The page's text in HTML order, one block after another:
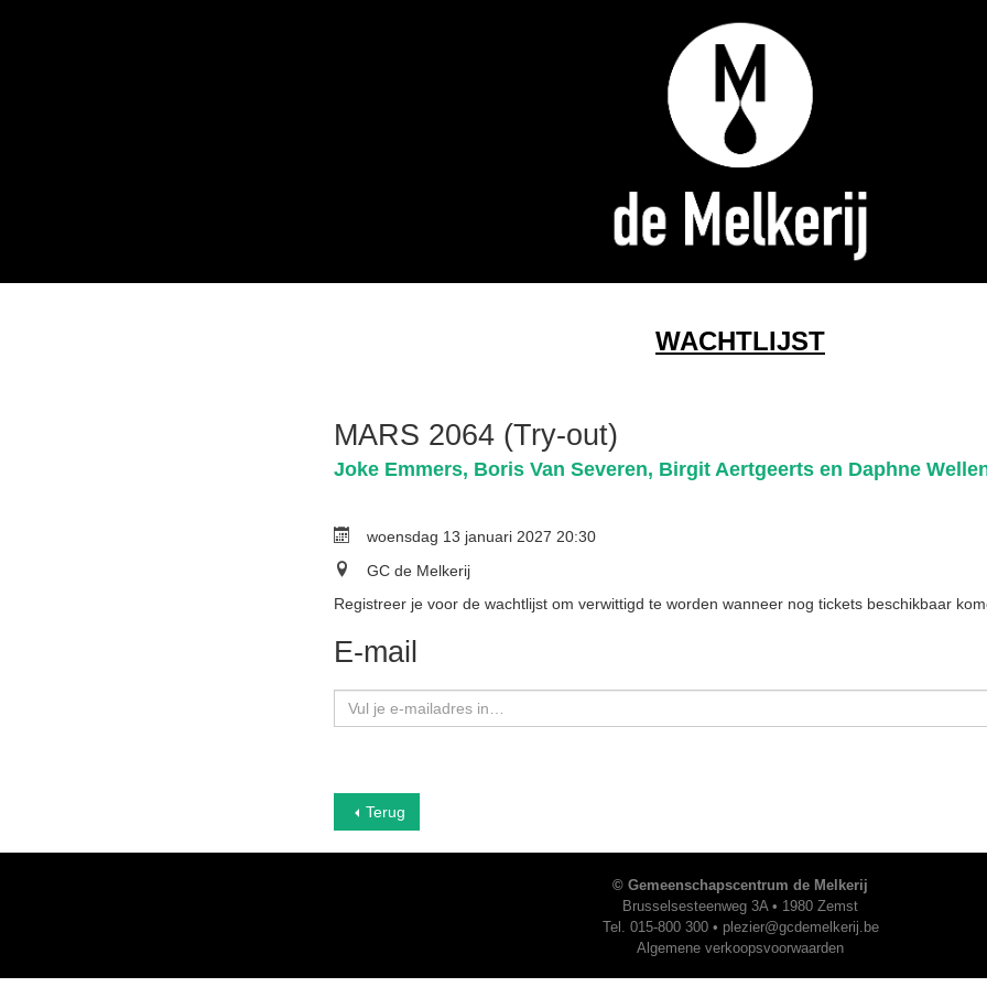
WACHTLIJST
MARS 2064 (Try-out)
Joke Emmers, Boris Van Severen, Birgit Aertgeerts en Daphne
woensdag 13 januari 2027 20:30
GC de Melkerij
Registreer je voor de wachtlijst om verwittigd te worden wanneer nog tickets beschikbaar
E-mail
Terug
© Gemeenschapscentrum de Melkerij
Brusselsesteenweg 3A • 1980 Zemst
Tel. 015-800 300 • plezier@gcdemelkerij.be
Algemene verkoopsvoorwaarden